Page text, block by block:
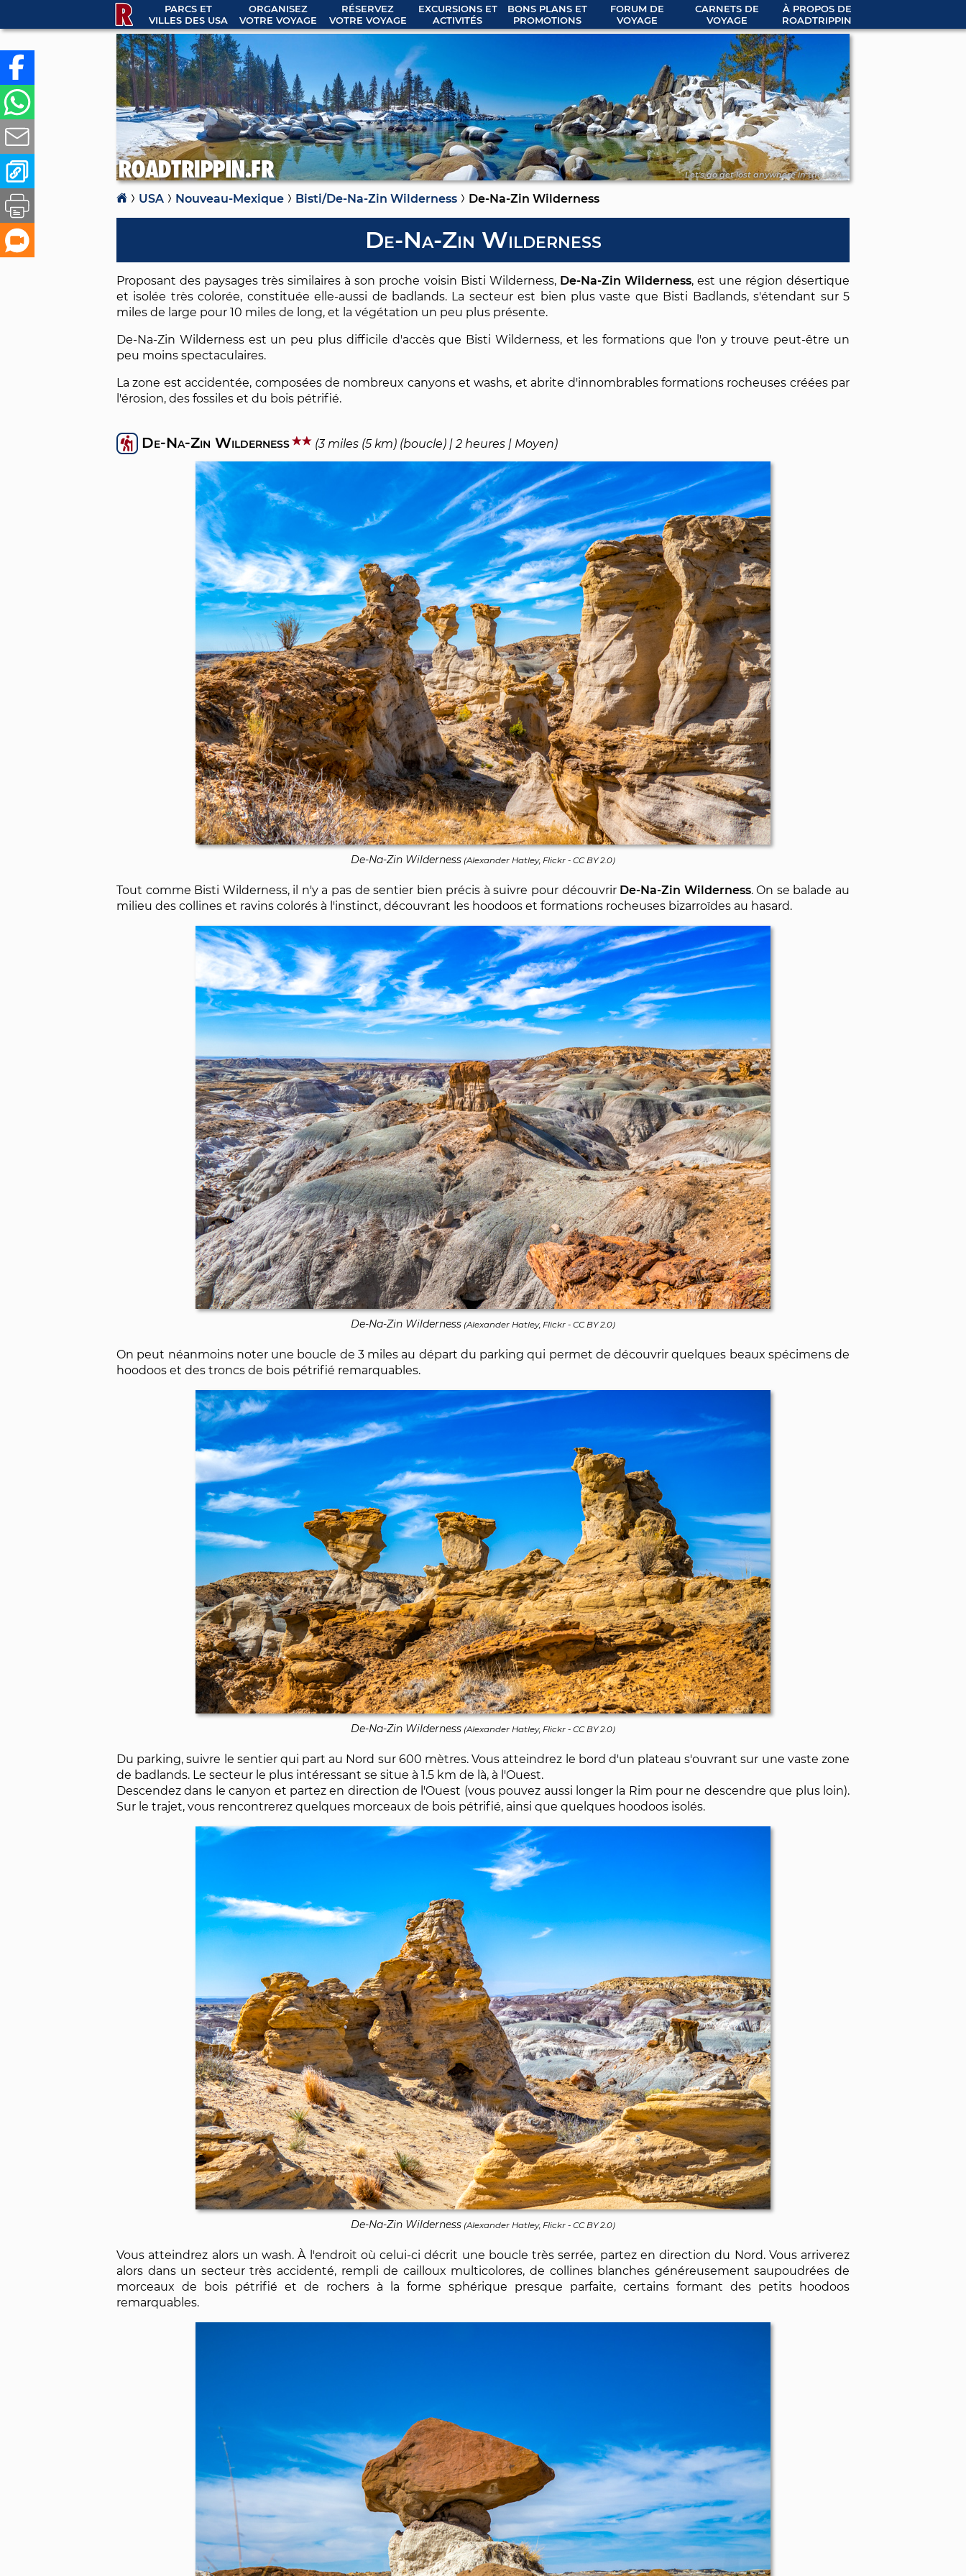
PARCS ET
VILLES DES USA
ORGANISEZ
VOTRE VOYAGE
RÉSERVEZ
VOTRE VOYAGE
EXCURSIONS ET
ACTIVITÉS
BONS PLANS ET
PROMOTIONS
FORUM DE
VOYAGE
CARNETS DE
VOYAGE
À PROPOS DE
ROADTRIPPIN
Let's go get lost anywhere in the USA...
USA Nouveau-Mexique Bisti/De-Na-Zin Wilderness De-Na-Zin Wilderness
De-Na-Zin Wilderness
Proposant des paysages très similaires à son proche voisin Bisti Wilderness, De-Na-Zin Wilderness, est une région désertique
et isolée très colorée, constituée elle-aussi de badlands. La secteur est bien plus vaste que Bisti Badlands, s'étendant sur 5
miles de large pour 10 miles de long, et la végétation un peu plus présente.
De-Na-Zin Wilderness est un peu plus difficile d'accès que Bisti Wilderness, et les formations que l'on y trouve peut-être un
peu moins spectaculaires.
La zone est accidentée, composées de nombreux canyons et washs, et abrite d'innombrables formations rocheuses créées par
l'érosion, des fossiles et du bois pétrifié.
De-Na-Zin Wilderness (3 miles (5 km) (boucle) | 2 heures | Moyen)
De-Na-Zin Wilderness (Alexander Hatley, Flickr - CC BY 2.0)
Tout comme Bisti Wilderness, il n'y a pas de sentier bien précis à suivre pour découvrir De-Na-Zin Wilderness. On se balade au
milieu des collines et ravins colorés à l'instinct, découvrant les hoodoos et formations rocheuses bizarroïdes au hasard.
De-Na-Zin Wilderness (Alexander Hatley, Flickr - CC BY 2.0)
On peut néanmoins noter une boucle de 3 miles au départ du parking qui permet de découvrir quelques beaux spécimens de
hoodoos et des troncs de bois pétrifié remarquables.
De-Na-Zin Wilderness (Alexander Hatley, Flickr - CC BY 2.0)
Du parking, suivre le sentier qui part au Nord sur 600 mètres. Vous atteindrez le bord d'un plateau s'ouvrant sur une vaste zone
de badlands. Le secteur le plus intéressant se situe à 1.5 km de là, à l'Ouest.
Descendez dans le canyon et partez en direction de l'Ouest (vous pouvez aussi longer la Rim pour ne descendre que plus loin).
Sur le trajet, vous rencontrerez quelques morceaux de bois pétrifié, ainsi que quelques hoodoos isolés.
De-Na-Zin Wilderness (Alexander Hatley, Flickr - CC BY 2.0)
Vous atteindrez alors un wash. À l'endroit où celui-ci décrit une boucle très serrée, partez en direction du Nord. Vous arriverez
alors dans un secteur très accidenté, rempli de cailloux multicolores, de collines blanches généreusement saupoudrées de
morceaux de bois pétrifié et de rochers à la forme sphérique presque parfaite, certains formant des petits hoodoos
remarquables.